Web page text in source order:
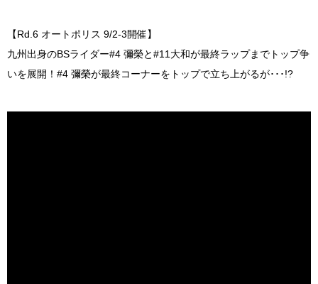
【Rd.6 オートポリス 9/2-3開催】
九州出身のBSライダー#4 彌榮と#11大和が最終ラップまでトップ争
いを展開！#4 彌榮が最終コーナーをトップで立ち上がるが･･･!?